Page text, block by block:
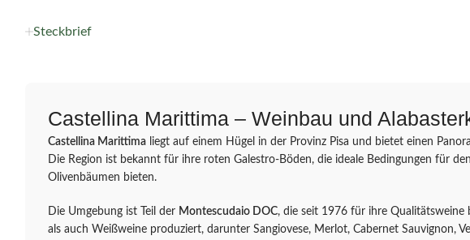
Steckbrief
Castellina Marittima – Weinbau und
Castellina Marittima liegt auf einem Hügel in der Provinz Pisa und bietet einen
Die Region ist bekannt für ihre roten Galestro-Böden, die ideale Bedingungen für
Olivenbäumen bieten.
Die Umgebung ist Teil der Montescudaio DOC, die seit 1976 für ihre
als auch Weißweine produziert, darunter Sangiovese, Merlot, Cabernet Sauvignon,